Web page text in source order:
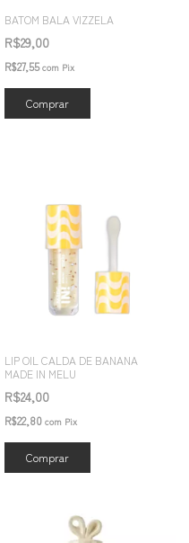
BATOM BALA VIZZELA
R$29,00
R$27,55com Pix
Comprar
LIP OIL CALDA DE BANANA
MADE IN MELU
R$24,00
R$22,80 com Pix